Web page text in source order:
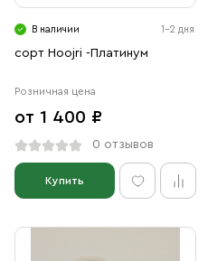
В наличии 1-2 дня
сорт Hoojri -Платинум
Розничная цена
от 1 400 ₽
0 отзывов
Купить